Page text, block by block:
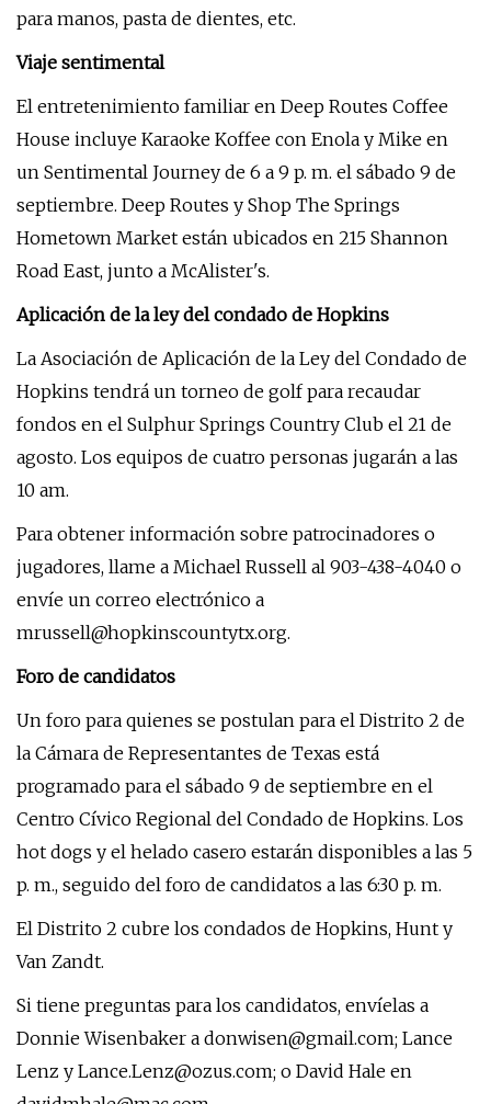
para manos, pasta de dientes, etc.
Viaje sentimental
El entretenimiento familiar en Deep Routes Coffee
House incluye Karaoke Koffee con Enola y Mike en
un Sentimental Journey de 6 a 9 p. m. el sábado 9 de
septiembre. Deep Routes y Shop The Springs
Hometown Market están ubicados en 215 Shannon
Road East, junto a McAlister's.
Aplicación de la ley del condado de Hopkins
La Asociación de Aplicación de la Ley del Condado de
Hopkins tendrá un torneo de golf para recaudar
fondos en el Sulphur Springs Country Club el 21 de
agosto. Los equipos de cuatro personas jugarán a las
10 am.
Para obtener información sobre patrocinadores o
jugadores, llame a Michael Russell al 903-438-4040 o
envíe un correo electrónico a
mrussell@hopkinscountytx.org.
Foro de candidatos
Un foro para quienes se postulan para el Distrito 2 de
la Cámara de Representantes de Texas está
programado para el sábado 9 de septiembre en el
Centro Cívico Regional del Condado de Hopkins. Los
hot dogs y el helado casero estarán disponibles a las 5
p. m., seguido del foro de candidatos a las 6:30 p. m.
El Distrito 2 cubre los condados de Hopkins, Hunt y
Van Zandt.
Si tiene preguntas para los candidatos, envíelas a
Donnie Wisenbaker a donwisen@gmail.com; Lance
Lenz y Lance.Lenz@ozus.com; o David Hale en